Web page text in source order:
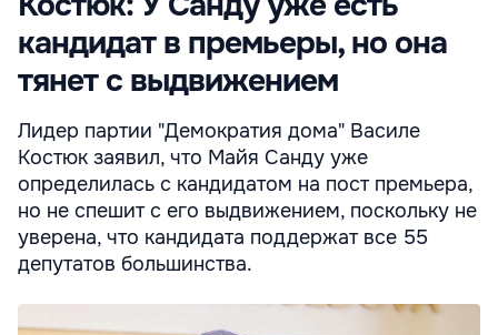
кандидат в премьеры, но она
тянет с выдвижением
Лидер партии "Демократия дома" Василе
Костюк заявил, что Майя Санду уже
определилась с кандидатом на пост премьера,
но не спешит с его выдвижением, поскольку не
уверена, что кандидата поддержат все 55
депутатов большинства.